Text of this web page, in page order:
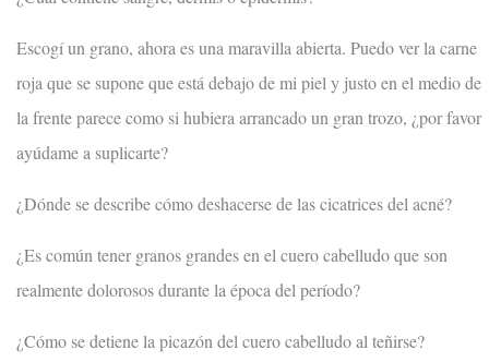
Escogí un grano, ahora es una maravilla abierta. Puedo ver la carne
roja que se supone que está debajo de mi piel y justo en el medio de
la frente parece como si hubiera arrancado un gran trozo, ¿por favor
ayúdame a suplicarte?
¿Dónde se describe cómo deshacerse de las cicatrices del acné?
¿Es común tener granos grandes en el cuero cabelludo que son
realmente dolorosos durante la época del período?
¿Cómo se detiene la picazón del cuero cabelludo al teñirse?